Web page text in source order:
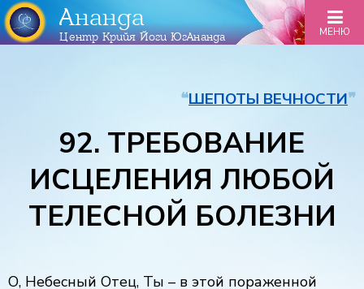
Ананда
Центр Крийя Йоги ЮгАнанда МЕНЮ
❝ШЕПОТЫ ВЕЧНОСТИ❞
92. ТРЕБОВАНИЕ
ИСЦЕЛЕНИЯ ЛЮБОЙ
ТЕЛЕСНОЙ БОЛЕЗНИ
О, Небесный Отец, Ты – в этой пораженной